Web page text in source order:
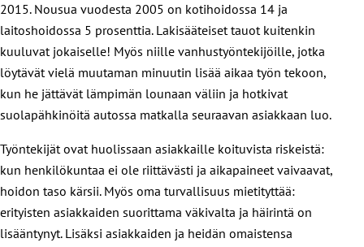
2015. Nousua vuodesta 2005 on kotihoidossa 14 ja
laitoshoidossa 5 prosenttia. Lakisääteiset tauot kuitenkin
kuuluvat jokaiselle! Myös niille vanhustyöntekijöille, jotka
löytävät vielä muutaman minuutin lisää aikaa työn tekoon,
kun he jättävät lämpimän lounaan väliin ja hotkivat
suolapähkinöitä autossa matkalla seuraavan asiakkaan luo.
Työntekijät ovat huolissaan asiakkaille koituvista riskeistä:
kun henkilökuntaa ei ole riittävästi ja aikapaineet vaivaavat,
hoidon taso kärsii. Myös oma turvallisuus mietityttää:
erityisten asiakkaiden suorittama väkivalta ja häirintä on
lisääntynyt. Lisäksi asiakkaiden ja heidän omaistensa